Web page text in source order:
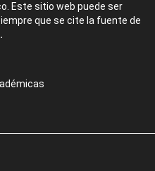
Este sitio web puede ser
que se cite la fuente de